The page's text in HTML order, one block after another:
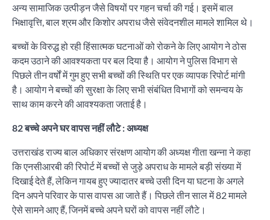
अन्य सामाजिक उत्पीड़न जैसे विषयों पर गहन चर्चा की गई। इसमें बाल
भिक्षावृत्ति, बाल श्रम और किशोर अपराध जैसे संवेदनशील मामले शामिल थे।
बच्चों के विरुद्ध हो रही हिंसात्मक घटनाओं को रोकने के लिए आयोग ने ठोस
कदम उठाने की आवश्यकता पर बल दिया है। आयोग ने पुलिस विभाग से
पिछले तीन वर्षों में गुम हुए सभी बच्चों की स्थिति पर एक व्यापक रिपोर्ट मांगी
है। आयोग ने बच्चों की सुरक्षा के लिए सभी संबंधित विभागों को समन्वय के
साथ काम करने की आवश्यकता जताई है।
82 बच्चे अपने घर वापस नहीं लौटे : अध्यक्ष
उत्तराखंड राज्य बाल अधिकार संरक्षण आयोग की अध्यक्ष गीता खन्ना ने कहा
कि एनसीआरबी की रिपोर्ट में बच्चों से जुड़े अपराध के मामले बड़ी संख्या में
दिखाई देते हैं, लेकिन गायब हुए ज्यादातर बच्चे उसी दिन या घटना के अगले
दिन अपने परिवार के पास वापस आ जाते हैं। पिछले तीन साल में 82 मामले
ऐसे सामने आए हैं, जिनमें बच्चे अपने घरों को वापस नहीं लौटे।